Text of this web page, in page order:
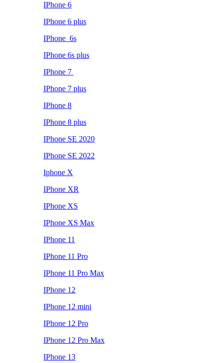
IPhone 6
IPhone 6 plus
IPhone 6s
IPhone 6s plus
IPhone 7
IPhone 7 plus
IPhone 8
IPhone 8 plus
IPhone SE 2020
IPhone SE 2022
Iphone X
IPhone XR
IPhone XS
IPhone XS Max
IPhone 11
IPhone 11 Pro
IPhone 11 Pro Max
IPhone 12
IPhone 12 mini
IPhone 12 Pro
IPhone 12 Pro Max
IPhone 13